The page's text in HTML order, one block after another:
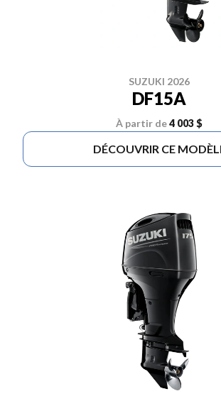
SUZUKI 2026
DF15A
À partir de4 003 $
DÉCOUVRIR CE